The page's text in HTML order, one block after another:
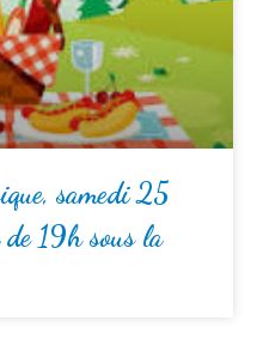
samedi 25
19h sous la